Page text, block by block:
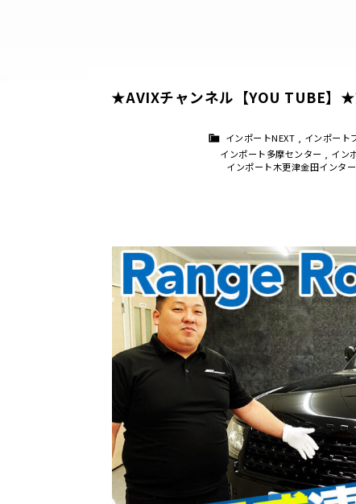
★AVIXチャンネル【YOU TUBE】
インポートNEXT , インポート
インポート多摩センター , イン
インポート木更津金田インター